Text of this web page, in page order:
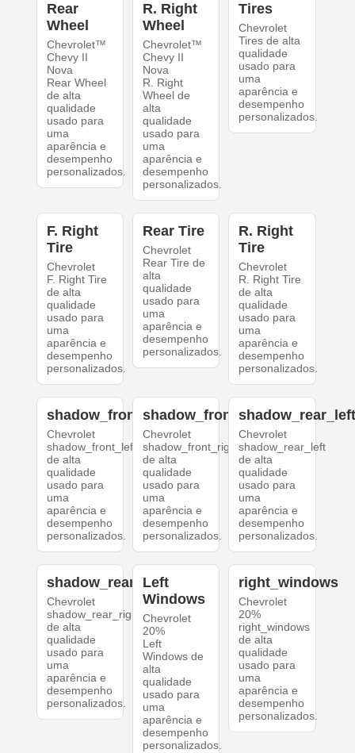
Rear
Wheel
Chevrolet™
Chevy II
Nova
Rear Wheel
de alta
qualidade
usado para
uma
aparência e
desempenho
personalizados.
R. Right
Wheel
Chevrolet™
Chevy II
Nova
R. Right
Wheel de
alta
qualidade
usado para
uma
aparência e
desempenho
personalizados.
Tires
Chevrolet
Tires de alta
qualidade
usado para
uma
aparência e
desempenho
personalizados.
F. Right
Tire
Chevrolet
F. Right Tire
de alta
qualidade
usado para
uma
aparência e
desempenho
personalizados.
Rear Tire
Chevrolet
Rear Tire de
alta
qualidade
usado para
uma
aparência e
desempenho
personalizados.
R. Right
Tire
Chevrolet
R. Right Tire
de alta
qualidade
usado para
uma
aparência e
desempenho
personalizados.
shadow_front_left
Chevrolet
shadow_front_left
de alta
qualidade
usado para
uma
aparência e
desempenho
personalizados.
shadow_front_right
Chevrolet
shadow_front_right
de alta
qualidade
usado para
uma
aparência e
desempenho
personalizados.
Chevrolet
shadow_rear_left
de alta
qualidade
usado para
uma
aparência e
desempenho
personalizados.
shadow_rear_right
Chevrolet
shadow_rear_right
de alta
qualidade
usado para
uma
aparência e
desempenho
personalizados.
Left
Windows
Chevrolet
20%
Left
Windows de
alta
qualidade
usado para
uma
aparência e
desempenho
personalizados.
right_windows
Chevrolet
20%
right_windows
de alta
qualidade
usado para
uma
aparência e
desempenho
personalizados.